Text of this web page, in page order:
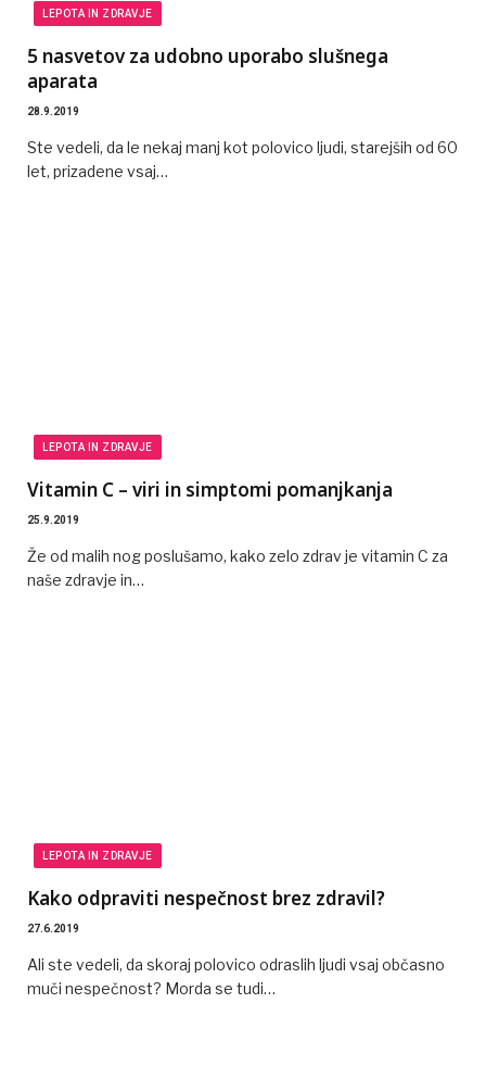
LEPOTA IN ZDRAVJE
5 nasvetov za udobno uporabo slušnega
aparata
28.9.2019
Ste vedeli, da le nekaj manj kot polovico ljudi, starejših od 60
let, prizadene vsaj…
LEPOTA IN ZDRAVJE
Vitamin C – viri in simptomi pomanjkanja
25.9.2019
Že od malih nog poslušamo, kako zelo zdrav je vitamin C za
naše zdravje in…
LEPOTA IN ZDRAVJE
Kako odpraviti nespečnost brez zdravil?
27.6.2019
Ali ste vedeli, da skoraj polovico odraslih ljudi vsaj občasno
muči nespečnost? Morda se tudi…